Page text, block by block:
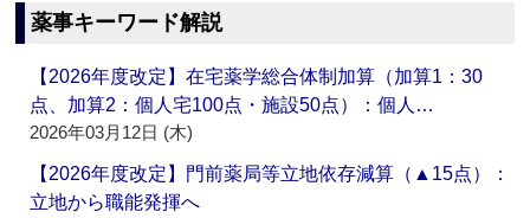
薬事キーワード解説
【2026年度改定】在宅薬学総合体制加算（加算1：30
点、加算2：個人宅100点・施設50点）：個人…
2026年03月12日 (木)
【2026年度改定】門前薬局等立地依存減算（▲15点）：
立地から職能発揮へ